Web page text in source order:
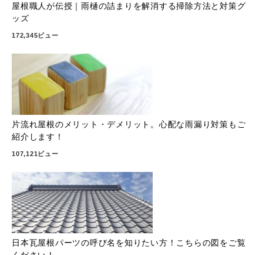
屋根職人が伝授｜雨樋の詰まりを解消する掃除方法と対策グ
ッズ
172,345ビュー
片流れ屋根のメリット・デメリット。心配な雨漏り対策もご
紹介します！
107,121ビュー
日本瓦屋根パーツの呼び名を知りたい方！こちらの図をご覧